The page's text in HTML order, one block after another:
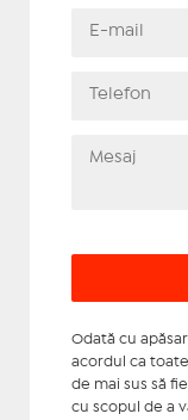
Odată cu
acordul ca
de mai sus să
cu scopul de a